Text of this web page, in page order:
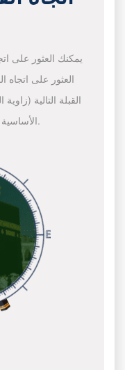
يمكنك العثور على
العثور على اتجاه
القبلة التالية
الأساسية لخرائط جوجل للعثور على اتجاه القبلة.